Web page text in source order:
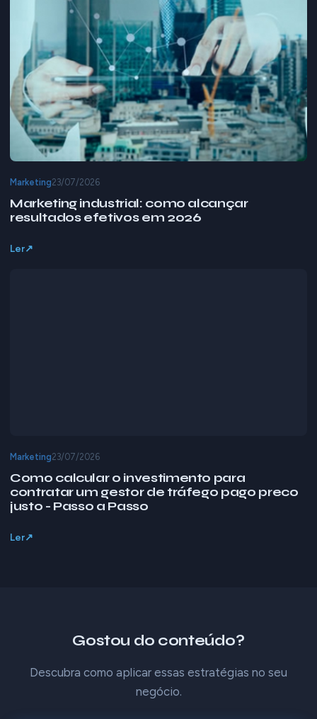
Marketing23/07/2026
Marketing industrial: como alcançar
resultados efetivos em 2026
Ler
Marketing23/07/2026
Como calcular o investimento para
contratar um gestor de tráfego pago preco
justo - Passo a Passo
Ler
Gostou do conteúdo?
Descubra como aplicar essas estratégias no seu
negócio.